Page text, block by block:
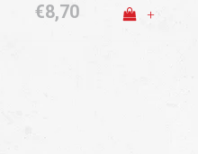
€8,70 +